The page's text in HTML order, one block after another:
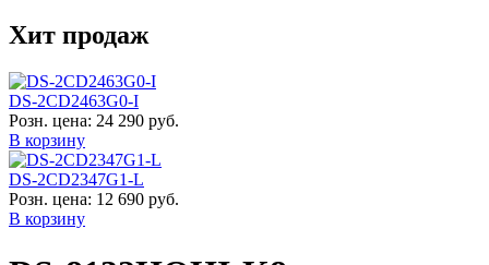
Хит продаж
DS-2CD2463G0-I
Розн. цена: 24 290 руб.
В корзину
DS-2CD2347G1-L
Розн. цена: 12 690 руб.
В корзину